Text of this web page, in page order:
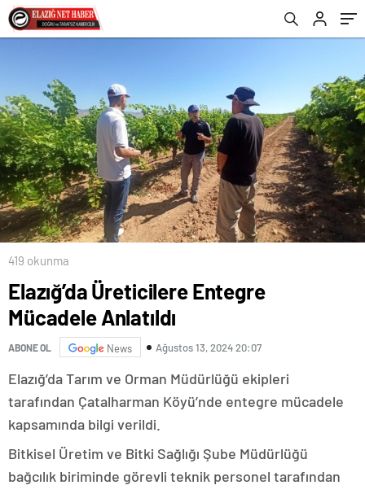
419 okunma
Elazığ’da Üreticilere Entegre
Mücadele Anlatıldı
ABONE OL News Ağustos 13, 2024 20:07
Elazığ’da Tarım ve Orman Müdürlüğü ekipleri
tarafından Çatalharman Köyü’nde entegre mücadele
kapsamında bilgi verildi.
Bitkisel Üretim ve Bitki Sağlığı Şube Müdürlüğü
bağcılık biriminde görevli teknik personel tarafından